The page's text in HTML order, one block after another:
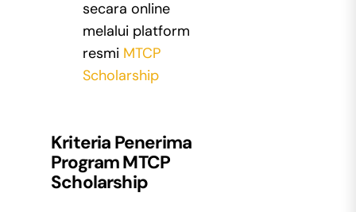
secara online
melalui platform
resmi MTCP
Scholarship
Kriteria Penerima
Program MTCP
Scholarship